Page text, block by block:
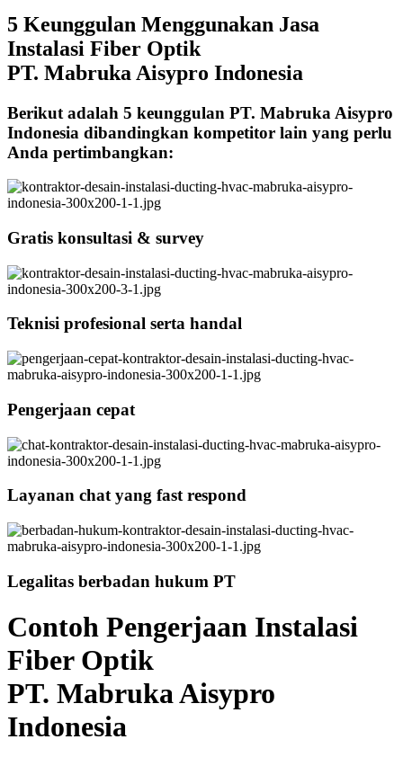
5 Keunggulan Menggunakan Jasa
Instalasi Fiber Optik
PT. Mabruka Aisypro Indonesia
Berikut adalah 5 keunggulan PT. Mabruka Aisypro
Indonesia dibandingkan kompetitor lain yang perlu
Anda pertimbangkan:
Gratis konsultasi & survey
Teknisi profesional serta handal
Pengerjaan cepat
Layanan chat yang fast respond
Legalitas berbadan hukum PT
Contoh Pengerjaan Instalasi
Fiber Optik
PT. Mabruka Aisypro
Indonesia